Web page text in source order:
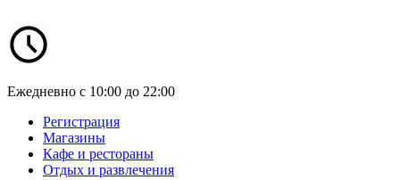
Ежедневно с 10:00 до 22:00
Регистрация
Магазины
Кафе и рестораны
Отдых и развлечения